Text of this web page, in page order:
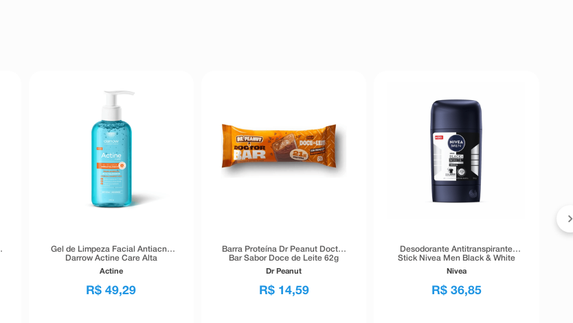
Gel de Limpeza Facial Antiacne
Darrow Actine Care Alta
Tolerância 140g
Actine
R$ 49,29
Barra Proteína Dr Peanut Doctor
Bar Sabor Doce de Leite 62g
Dr Peanut
R$ 14,59
Desodorante Antitranspirante
Stick Nivea Men Black & White
Invisible 72h 54g
Nivea
R$ 36,85